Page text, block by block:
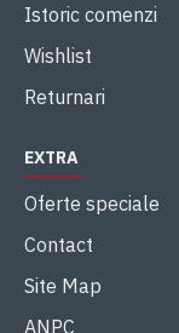
Istoric comenzi
Wishlist
Returnari
EXTRA
Oferte speciale
Contact
Site Map
ANPC